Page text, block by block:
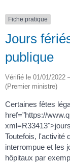
Fiche pratique
Jours
publique
Vérifié le 01/01/2022
(Premier ministre)
Certaines fêtes
href="https://
Toutefois, l'activité
interrompue et les
hôpitaux par